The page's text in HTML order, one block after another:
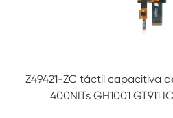
Z49421-ZC táctil capacitiva
400NITs GH1001 GT911